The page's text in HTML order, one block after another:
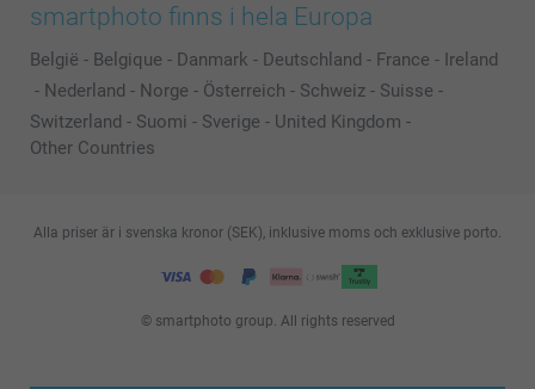
smartphoto finns i hela Europa
België - Belgique - Danmark - Deutschland - France - Ireland
- Nederland - Norge - Österreich - Schweiz - Suisse -
Switzerland - Suomi - Sverige - United Kingdom -
Other Countries
© smartphoto group. All rights reserved
Alla priser är i svenska kronor (SEK), inklusive moms och exklusive porto.